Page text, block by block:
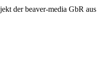
der beaver-media GbR aus